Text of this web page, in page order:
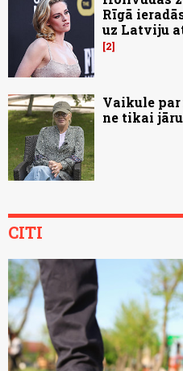
Rīgā
uz Latviju
2
Vaikule
ne tikai
CITI